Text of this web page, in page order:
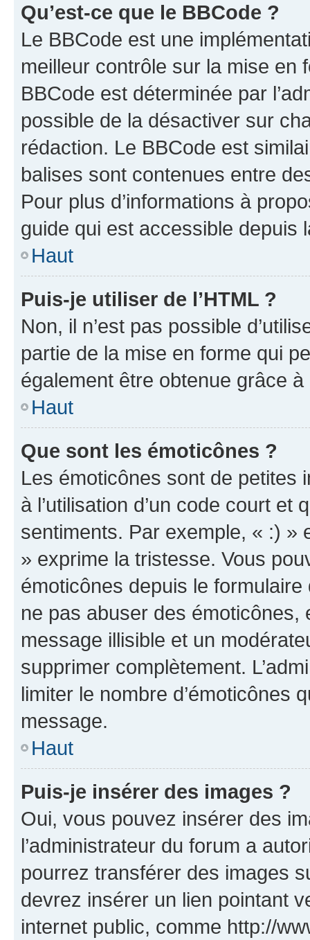
Qu’est-ce que le BBCode ?
Le BBCode est une
meilleur contrôle sur la mise en
BBCode est déterminée par
possible de la désactiver sur
rédaction. Le BBCode est
balises sont contenues entre
Pour plus d’informations à
guide qui est accessible depuis
Haut
Puis-je utiliser de l’HTML ?
Non, il n’est pas possible
partie de la mise en forme qui
également être obtenue grâce à
Haut
Que sont les émoticônes ?
Les émoticônes sont de petites
à l’utilisation d’un code court et
sentiments. Par exemple, « :) »
» exprime la tristesse. Vous
émoticônes depuis le
ne pas abuser des
message illisible et un
supprimer complètement.
limiter le nombre d’émoticônes
message.
Haut
Puis-je insérer des images ?
Oui, vous pouvez insérer des
l’administrateur du forum a
pourrez transférer des images
devrez insérer un lien pointant
internet public, comme http://